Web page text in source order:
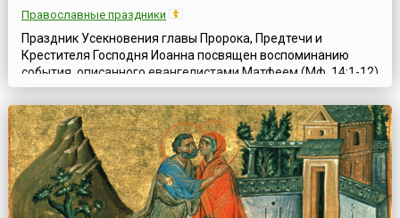
Православные праздники
Праздник Усекновения главы Пророка, Предтечи и
Крестителя Господня Иоанна посвящен воспоминанию
события, описанного евангелистами Матфеем (Мф. 14:1-12)
и Марком (Мк. 6:14-29). Святой Иоанн Креститель был
заключен в темницу Иродом Антипой, правителем
Галилеи, потому что открыто обличал Ирода за то, что,
оставив законную жену, дочь аравийского царя Арефы, он
беззаконно сожительствовал с Иродиадо...